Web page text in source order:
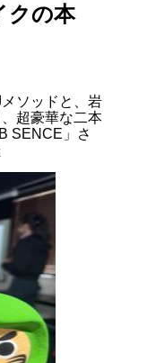
クの本
ソッドと、岩
超豪華な二本
SENCE」さ